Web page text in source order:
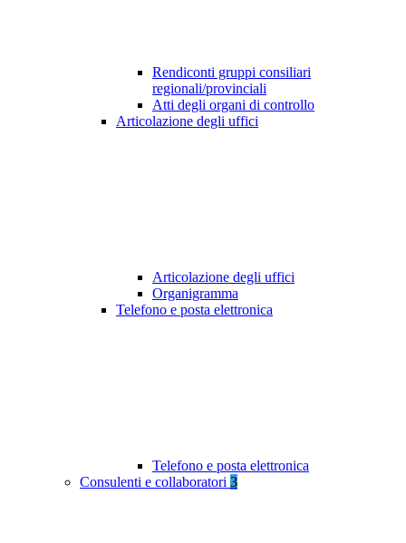
Rendiconti gruppi consiliari
regionali/provinciali
Atti degli organi di controllo
Articolazione degli uffici
Articolazione degli uffici
Organigramma
Telefono e posta elettronica
Telefono e posta elettronica
Consulenti e collaboratori 3